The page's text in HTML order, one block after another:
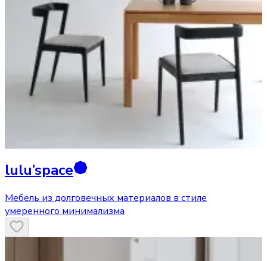
lulu’space
Мебель из долговечных материалов в стиле
умеренного минимализма